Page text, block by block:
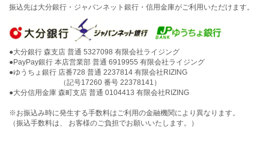
振込先は大分銀行・ジャパンネット銀行・信用金庫がご利用いただけます。
●大分銀行 森支店 普通 5327098 有限会社ライジング
●PayPay銀行 本店営業部 普通 6919955 有限会社ライジング
●ゆうちょ銀行 店番728 普通 2237814 有限会社RIZING
（記号17260 番号 22378141）
●大分信用金庫 森町支店 普通 0104413 有限会社RIZING
※お振込み時に発生する手数料はご利用の金融機関により異なります。
（振込手数料は、 お客様のご負担でお願いいたします。）